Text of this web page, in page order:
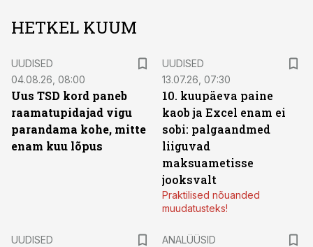
HETKEL KUUM
UUDISED
04.08.26, 08:00
Uus TSD kord paneb
raamatupidajad vigu
parandama kohe, mitte
enam kuu lõpus
UUDISED
13.07.26, 07:30
10. kuupäeva paine
kaob ja Excel enam ei
sobi: palgaandmed
liiguvad
maksuametisse
jooksvalt
Praktilised nõuanded
muudatusteks!
UUDISED
ANALÜÜSID